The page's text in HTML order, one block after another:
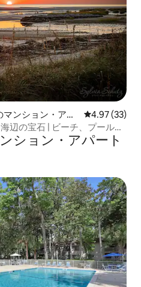
ンション・アパ
レビュー33
4.97 (33)
ーチ、プール、
ション・アパート